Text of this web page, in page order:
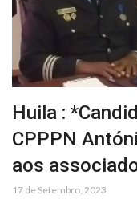
Huila :
CPPPN
aos
17 de Setembro, 2023